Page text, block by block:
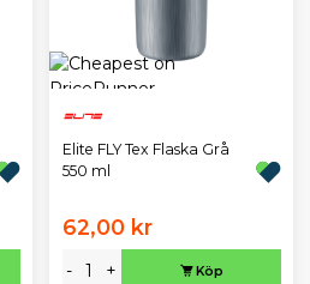
Elite FLY Tex Flaska Grå
550 ml
62,00 kr
- + Köp